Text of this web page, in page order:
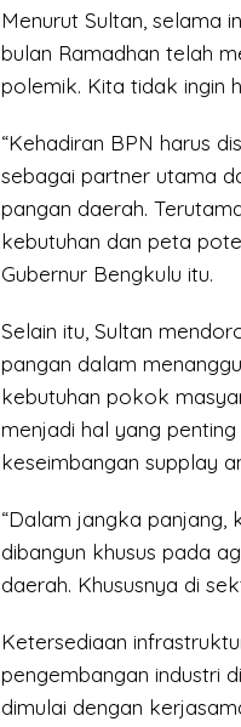
Menurut Sultan, selama
bulan Ramadhan telah
polemik. Kita tidak ingin
“Kehadiran BPN harus
sebagai partner utama
pangan daerah.
kebutuhan dan peta
Gubernur Bengkulu itu.
Selain itu, Sultan
pangan dalam
kebutuhan pokok
menjadi hal yang
keseimbangan supplay
“Dalam jangka panjang,
dibangun khusus pada
daerah. Khususnya di
Ketersediaan
pengembangan industri
dimulai dengan